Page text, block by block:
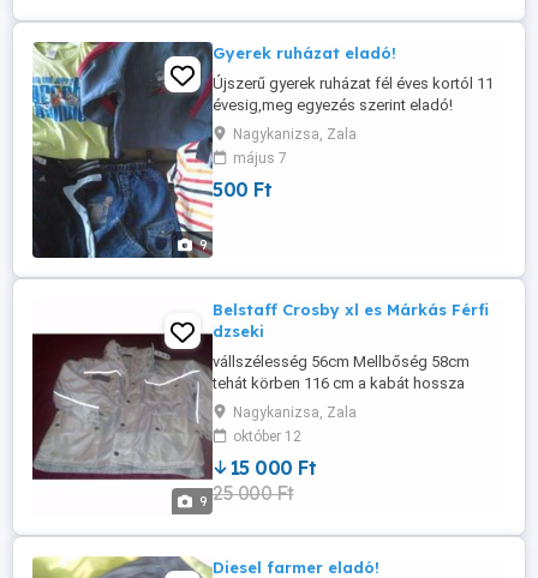
9
Gyerek ruházat eladó!
Újszerű gyerek ruházat fél éves kortól 11
évesig,meg egyezés szerint eladó!
Nadrágok,pólók,pulóverek,kabátok,ingek
stb.....! Ugyan itt lábbelik és játékok is!
Postázom is!
Nagykanizsa, Zala
május 7
500 Ft
9
Belstaff Crosby xl es Márkás Férfi
dzseki
vállszélesség 56cm Mellbőség 58cm
tehát körben 116 cm a kabát hossza
válltól 60cm derék bőség 56cm tehát
körben 112cm csípő bőség 56cm tehát
körben 112cm Külső újhossz 50cm a
belső újhossz 46cm
Nagykanizsa, Zala
október 12
15 000 Ft
25 000 Ft
Diesel farmer eladó!